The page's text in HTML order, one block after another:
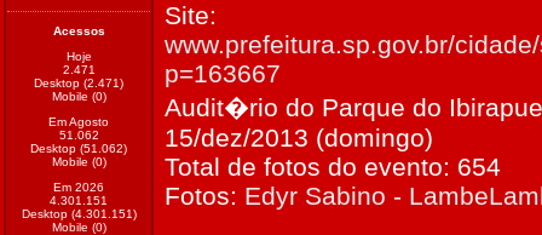
Acessos
Hoje
2.471
Desktop (2.471)
Mobile (0)
Em Agosto
51.062
Desktop (51.062)
Mobile (0)
Em 2026
4.301.151
Desktop (4.301.151)
Mobile (0)
Site:
www.prefeitura.sp.gov.br/
p=163667
Audit�rio do Parque do
15/dez/2013 (domingo)
Total de fotos do evento: 654
Fotos: Edyr Sabino -